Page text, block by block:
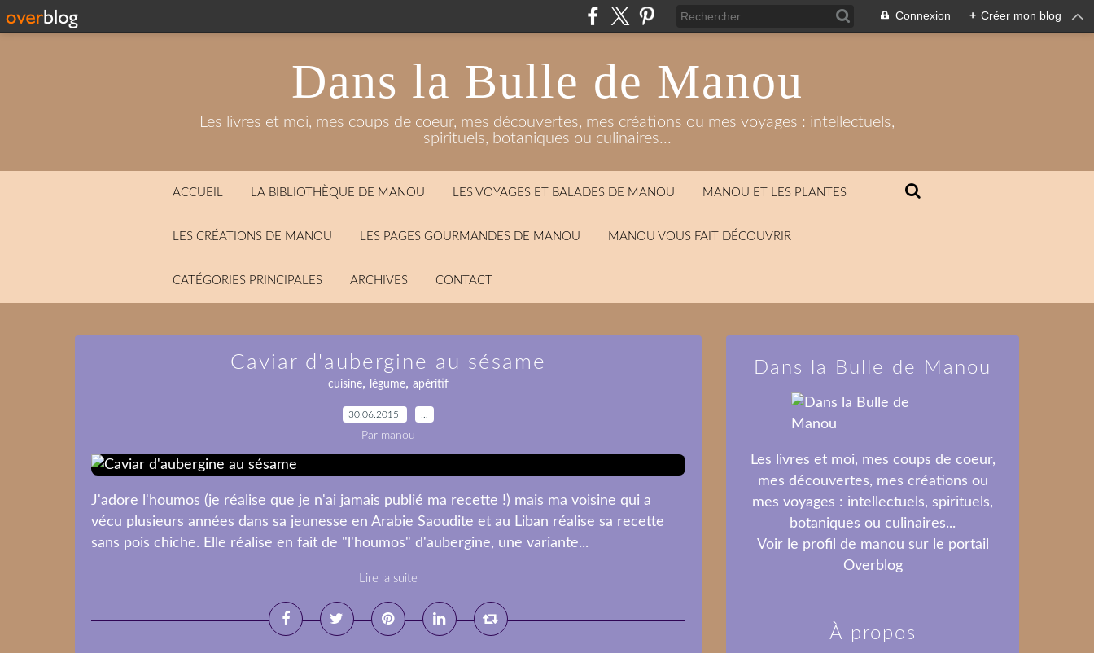
Connexion + Créer mon blog
Dans la Bulle de Manou
Les livres et moi, mes coups de coeur, mes découvertes, mes créations ou mes voyages : intellectuels,
spirituels, botaniques ou culinaires...
ACCUEIL LA BIBLIOTHÈQUE DE MANOU LES VOYAGES ET BALADES DE MANOU MANOU ET LES PLANTES
LES CRÉATIONS DE MANOU LES PAGES GOURMANDES DE MANOU MANOU VOUS FAIT DÉCOUVRIR
CATÉGORIES PRINCIPALES ARCHIVES CONTACT
Caviar d'aubergine au sésame
cuisine, légume, apéritif
30.06.2015
Par manou
J'adore l'houmos (je réalise que je n'ai jamais publié ma recette !) mais ma voisine qui a
vécu plusieurs années dans sa jeunesse en Arabie Saoudite et au Liban réalise sa recette
sans pois chiche. Elle réalise en fait de "l'houmos" d'aubergine, une variante...
Lire la suite
Dans la Bulle de Manou
Les livres et moi, mes coups de coeur,
mes découvertes, mes créations ou
mes voyages : intellectuels, spirituels,
botaniques ou culinaires...
Voir le profil de manou sur le portail
Overblog
À propos